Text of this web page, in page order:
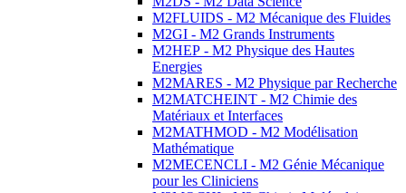
M2FLUIDS - M2 Mécanique des Fluides
M2GI - M2 Grands Instruments
M2HEP - M2 Physique des Hautes
Energies
M2MARES - M2 Physique par Recherche
M2MATCHEINT - M2 Chimie des
Matériaux et Interfaces
M2MATHMOD - M2 Modélisation
Mathématique
M2MECENCLI - M2 Génie Mécanique
pour les Cliniciens